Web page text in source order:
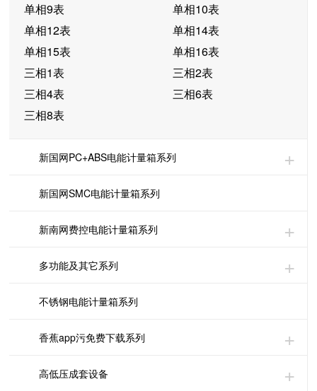
单相9表
单相10表
单相12表
单相14表
单相15表
单相16表
三相1表
三相2表
三相4表
三相6表
三相8表
新国网PC+ABS电能计量箱系列
新国网SMC电能计量箱系列
新南网费控电能计量箱系列
多功能及其它系列
不锈钢电能计量箱系列
香蕉app污免费下载系列
高低压成套设备